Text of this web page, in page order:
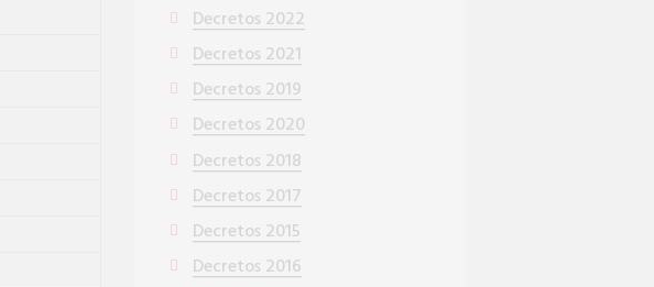
Decretos 2022
Decretos 2021
Decretos 2019
Decretos 2020
Decretos 2018
Decretos 2017
Decretos 2015
Decretos 2016